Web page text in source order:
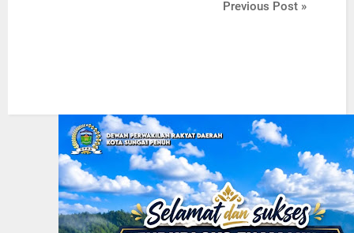
Previous Post »